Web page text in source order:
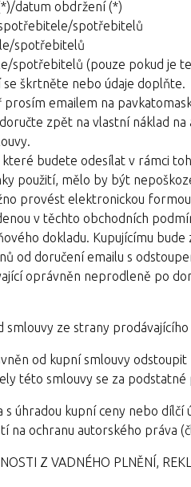
datum obdržení (*)
spotřebitelů
spotřebitelů
spotřebitelů (pouze pokud je
se škrtněte nebo údaje doplňte.
emailem na
zpět na vlastní náklad
budete odesílat v rámci
použití, mělo by být
provést elektronickou
v těchto obchodních
dokladu. Kupujícímu
od doručení emailu s
oprávněn neprodleně po
smlouvy ze strany prodávajícího
od kupní smlouvy
této smlouvy se za
s úhradou kupní ceny nebo
na ochranu autorského práva
Z VADNÉHO PLNĚNÍ,